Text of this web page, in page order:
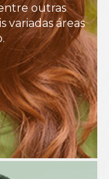
outras
variadas áreas